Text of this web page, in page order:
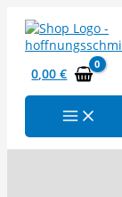
Inhalt
springen
0,00€